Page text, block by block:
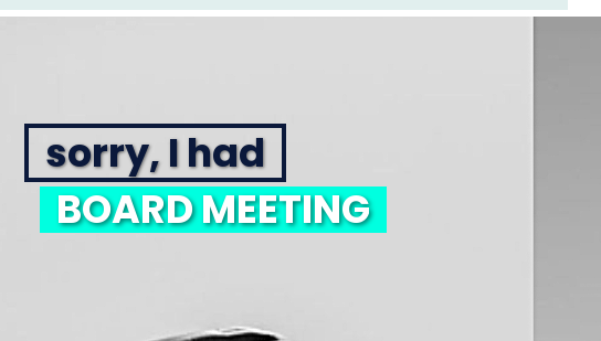
sorry, I had
BOARD MEETING